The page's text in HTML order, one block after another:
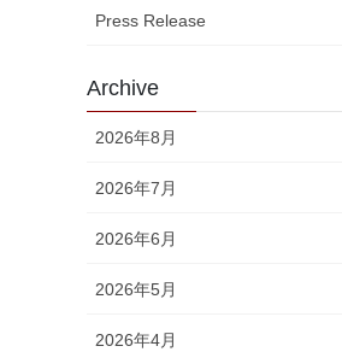
Press Release
Archive
2026年8月
2026年7月
2026年6月
2026年5月
2026年4月